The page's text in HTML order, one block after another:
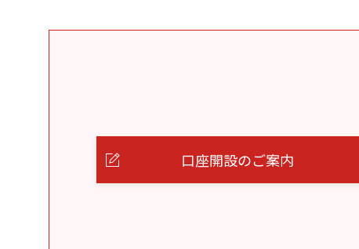
口座開設のご案内